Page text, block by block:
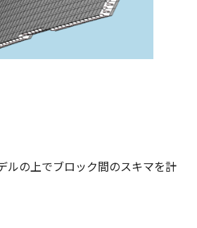
ルの上でブロック間のスキマを計